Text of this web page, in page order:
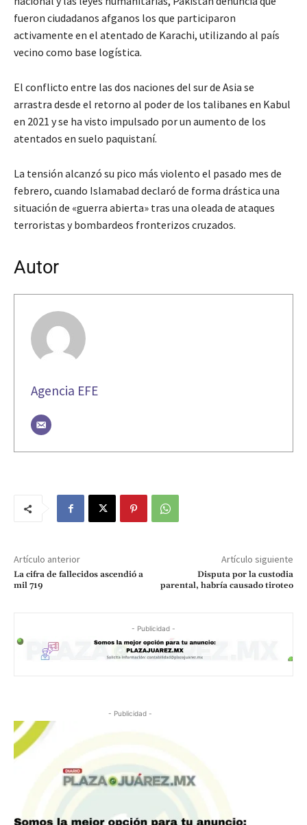
fueron ciudadanos afganos los que participaron
activamente en el atentado de Karachi, utilizando al país
vecino como base logística.
El conflicto entre las dos naciones del sur de Asia se
arrastra desde el retorno al poder de los talibanes en Kabul
en 2021 y se ha visto impulsado por un aumento de los
atentados en suelo paquistaní.
La tensión alcanzó su pico más violento el pasado mes de
febrero, cuando Islamabad declaró de forma drástica una
situación de «guerra abierta» tras una oleada de ataques
terroristas y bombardeos fronterizos cruzados.
Autor
Agencia EFE
Artículo anterior
La cifra de fallecidos ascendió a
mil 719
Artículo siguiente
Disputa por la custodia
parental, habría causado tiroteo
- Publicidad -
- Publicidad -